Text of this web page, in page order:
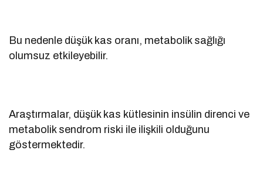
Bu nedenle düşük kas oranı, metabolik sağlığı
olumsuz etkileyebilir.
Araştırmalar, düşük kas kütlesinin insülin direnci ve
metabolik sendrom riski ile ilişkili olduğunu
göstermektedir.